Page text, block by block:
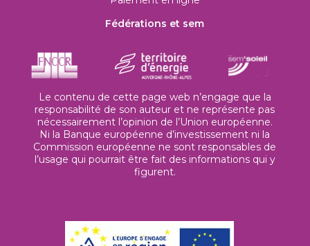
Fédérations et sem
Le contenu de cette page web n’engage que la
responsabilité de son auteur et ne représente pas
nécessairement l’opinion de l’Union européenne.
Ni la Banque européenne d’investissement ni la
Commission européenne ne sont responsables de
l’usage qui pourrait être fait des informations qui y
figurent.